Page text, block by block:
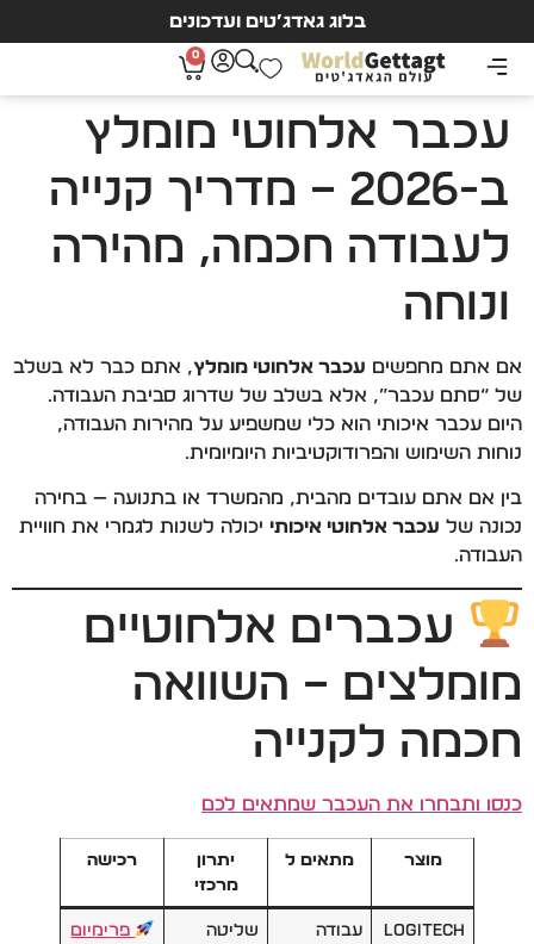
בלוג גאדג’טים ועדכונים
0
עכבר אלחוטי מומלץ
ב-2026 – מדריך קנייה
לעבודה חכמה, מהירה
ונוחה
אם אתם מחפשים עכבר אלחוטי מומלץ, אתם כבר לא בשלב
של “סתם עכבר”, אלא בשלב של שדרוג סביבת העבודה.
היום עכבר איכותי הוא כלי שמשפיע על מהירות העבודה,
נוחות השימוש והפרודוקטיביות היומיומית.
בין אם אתם עובדים מהבית, מהמשרד או בתנועה — בחירה
נכונה של עכבר אלחוטי איכותי יכולה לשנות לגמרי את חוויית
העבודה.
עכברים אלחוטיים
מומלצים – השוואה
חכמה לקנייה
כנסו ותבחרו את העכבר שמתאים לכם
מוצר מתאים ל
יתרון
מרכזי
רכישה
Logitech
עבודה
שליטה
פרימיום